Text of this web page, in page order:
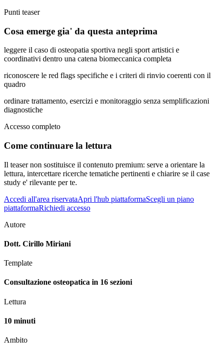
Punti teaser
Cosa emerge gia' da questa anteprima
leggere il caso di osteopatia sportiva negli sport artistici e
coordinativi dentro una catena biomeccanica completa
riconoscere le red flags specifiche e i criteri di rinvio coerenti con il
quadro
ordinare trattamento, esercizi e monitoraggio senza semplificazioni
diagnostiche
Accesso completo
Come continuare la lettura
Il teaser non sostituisce il contenuto premium: serve a orientare la
lettura, intercettare ricerche tematiche pertinenti e chiarire se il case
study e' rilevante per te.
Accedi all'area riservataApri l'hub piattaformaScegli un piano
piattaformaRichiedi accesso
Autore
Dott. Cirillo Miriani
Template
Consultazione osteopatica in 16 sezioni
Lettura
10 minuti
Ambito